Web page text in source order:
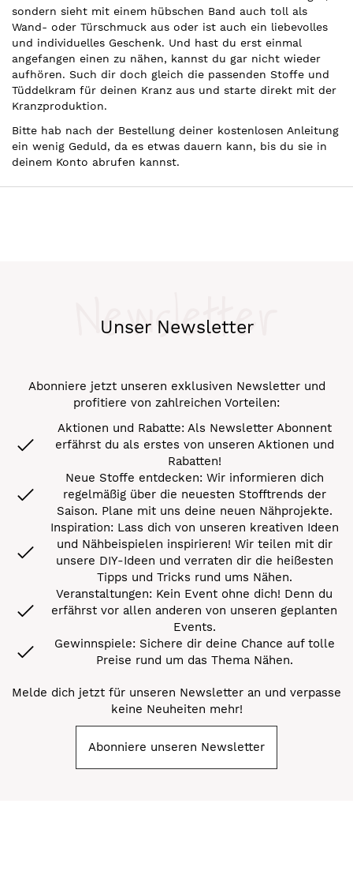
sondern sieht mit einem hübschen Band auch toll als
Wand- oder Türschmuck aus oder ist auch ein liebevolles
und individuelles Geschenk. Und hast du erst einmal
angefangen einen zu nähen, kannst du gar nicht wieder
aufhören. Such dir doch gleich die passenden Stoffe und
Tüddelkram für deinen Kranz aus und starte direkt mit der
Kranzproduktion.
Bitte hab nach der Bestellung deiner kostenlosen Anleitung
ein wenig Geduld, da es etwas dauern kann, bis du sie in
deinem Konto abrufen kannst.
Unser Newsletter
Newsletter
Abonniere jetzt unseren exklusiven Newsletter und
profitiere von zahlreichen Vorteilen:
Aktionen und Rabatte: Als Newsletter Abonnent
erfährst du als erstes von unseren Aktionen und
Rabatten!
Neue Stoffe entdecken: Wir informieren dich
regelmäßig über die neuesten Stofftrends der
Saison. Plane mit uns deine neuen Nähprojekte.
Inspiration: Lass dich von unseren kreativen Ideen
und Nähbeispielen inspirieren! Wir teilen mit dir
unsere DIY-Ideen und verraten dir die heißesten
Tipps und Tricks rund ums Nähen.
Veranstaltungen: Kein Event ohne dich! Denn du
erfährst vor allen anderen von unseren geplanten
Events.
Gewinnspiele: Sichere dir deine Chance auf tolle
Preise rund um das Thema Nähen.
Melde dich jetzt für unseren Newsletter an und verpasse
keine Neuheiten mehr!
Abonniere unseren Newsletter